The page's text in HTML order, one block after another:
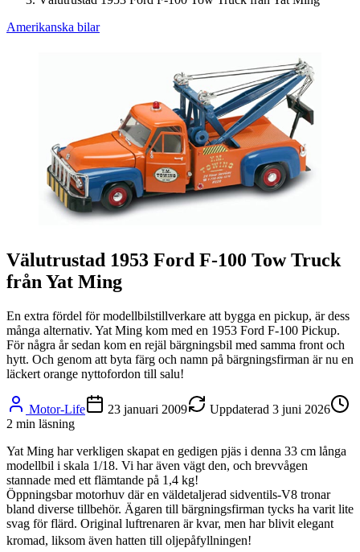
Amerikanska bilar
Välutrustad 1953 Ford F-100 Tow Truck
från Yat Ming
En extra fördel för modellbilstillverkare att bygga en pickup, är dess
många alternativ. Yat Ming kom med en 1953 Ford F-100 Pickup.
För några år sedan kom en rejäl bärgningsbil med samma front och
hytt. Och genom att byta färg och namn på bärgningsfirman är nu en
läckert orange nyttofordon till salu!
Motor-Life 23 januari 2009 Uppdaterad 3 juni 2026
2 min läsning
Yat Ming har verkligen skapat en gedigen pjäs i denna 33 cm långa
modellbil i skala 1/18. Vi har även vägt den, och brevvågen
stannade med ett flämtande på 1,4 kg!
Öppningsbar motorhuv där en väldetaljerad sidventils-V8 tronar
bland diverse tillbehör. Ägaren till bärgningsfirman tycks ha varit lite
svag för flärd. Original luftrenaren är kvar, men har blivit elegant
kromad, liksom även hatten till oljepåfyllningen!